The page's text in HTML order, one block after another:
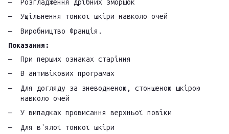
Розгладження дрібних зморшок
Ущільнення тонкої шкіри навколо очей
Виробництво Франція.
Показання:
При перших ознаках старіння
В антивікових програмах
Для догляду за зневодненою, стоншеною шкірою
навколо очей
У випадках провисання верхньої повіки
Для в'ялої тонкої шкіри